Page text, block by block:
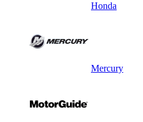
Honda
Mercury